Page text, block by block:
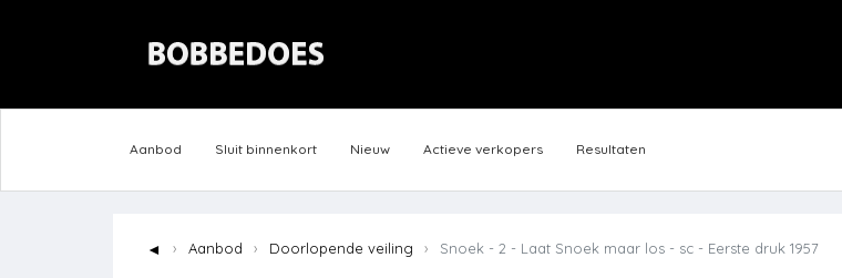
Aanbod Sluit binnenkort Nieuw Actieve verkopers Resultaten
◄ Aanbod Doorlopende veiling Snoek - 2 - Laat Snoek maar los - sc - Eerste druk 1957